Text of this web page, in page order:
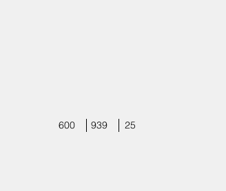
600 939 25